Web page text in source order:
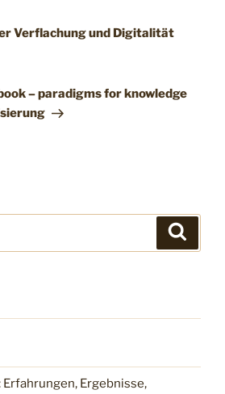
Verflachung und Digitalität
– paradigms for knowledge
Erfahrungen, Ergebnisse,